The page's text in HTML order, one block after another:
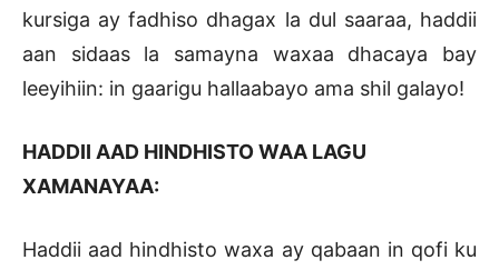
kursiga ay fadhiso dhagax la dul saaraa, haddii
aan sidaas la samayna waxaa dhacaya bay
leeyihiin: in gaarigu hallaabayo ama shil galayo!
HADDII AAD HINDHISTO WAA LAGU
XAMANAYAA:
Haddii aad hindhisto waxa ay qabaan in qofi ku